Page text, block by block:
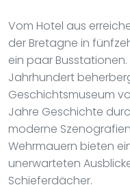
Vom Hotel aus
der Bretagne in
ein paar Busstationen.
Jahrhundert
Geschichtsmuseum
Jahre Geschichte
moderne
Wehrmauern bieten
unerwarteten
Schieferdächer.